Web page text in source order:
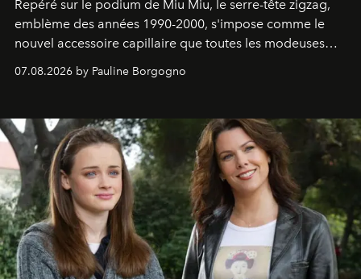
Repéré sur le podium de Miu Miu, le serre-tête zigzag,
emblème des années 1990-2000, s'impose comme le
nouvel accessoire capillaire que toutes les modeuses
s'arrachent déjà.
07.08.2026 by Pauline Borgogno